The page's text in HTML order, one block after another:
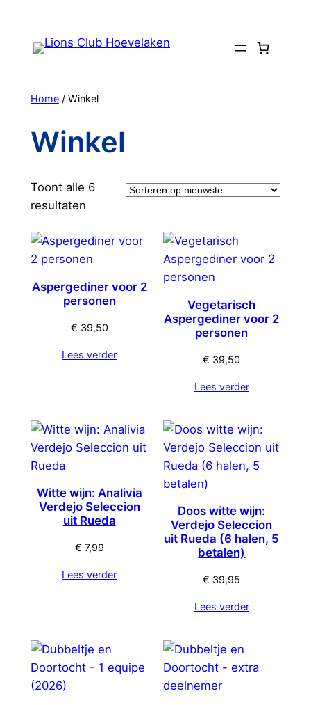
Home/ Winkel
Winkel
Toont alle 6
resultatenGesorteerd
nieuwste
Aspergediner voor 2
personen
€ 39,50
Lees verder
Vegetarisch
Aspergediner voor 2
personen
€ 39,50
Lees verder
Witte wijn: Analivia
Verdejo Seleccion
uit Rueda
€ 7,99
Lees verder
Doos witte wijn:
Verdejo Seleccion
uit Rueda (6 halen, 5
betalen)
€ 39,95
Lees verder